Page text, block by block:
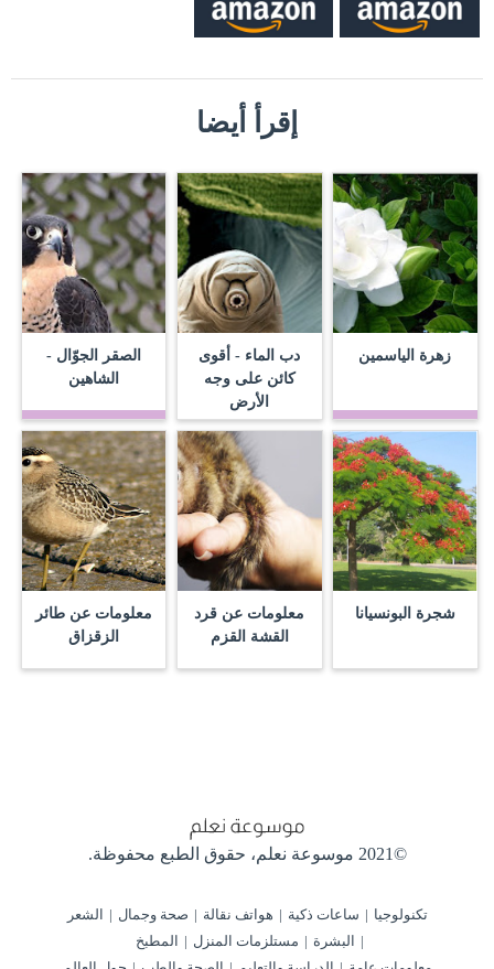
إقرأ أيضا
زهرة الياسمين
دب الماء - أقوى
كائن على وجه
الأرض
الصقر الجوّال -
الشاهين
شجرة البونسيانا
معلومات عن قرد
القشة القزم
معلومات عن طائر
الزقزاق
©2021 موسوعة نعلم، حقوق الطبع محفوظة.
تكنولوجيا ساعات ذكية هواتف نقالة صحة وجمال
الشعر
البشرة
مستلزمات المنزل
المطبخ